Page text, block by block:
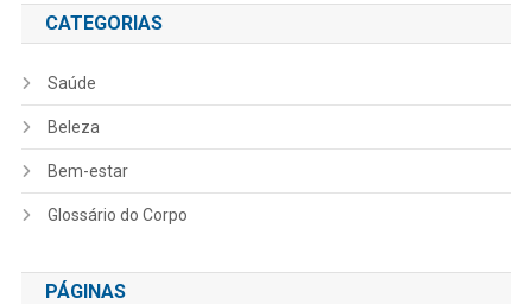
CATEGORIAS
Saúde
Beleza
Bem-estar
Glossário do Corpo
PÁGINAS